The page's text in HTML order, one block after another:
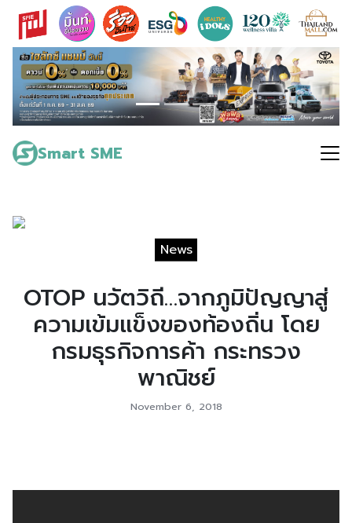
Skip
content
Smart SME
Search
for:
News
OTOP นวัตวิถี…จากภูมิปัญญาสู่
ความเข้มแข็งของท้องถิ่น โดย
กรมธุรกิจการค้า กระทรวง
พาณิชย์
November 6, 2018